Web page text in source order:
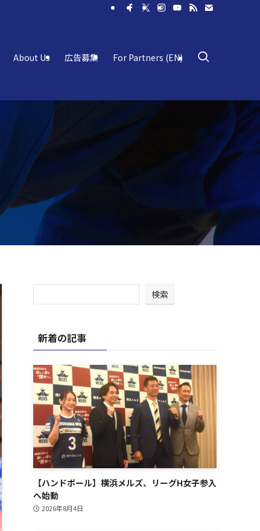
About Us 広告募集 For Partners (EN)
検索
新着の記事
【ハンドボール】横浜メルズ、リーグH女子参入
へ始動
2026年8月4日